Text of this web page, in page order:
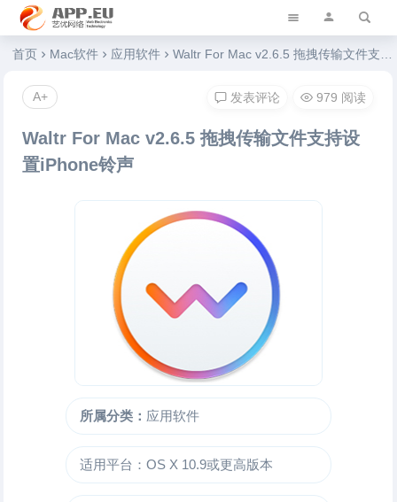
艺优软件乐园
首页 Mac软件 应用软件 Waltr For Mac v2.6.5 拖拽传输文件支持设置iPhone铃声
Waltr For Mac v2.6.5 拖拽传输文件支持设
置iPhone铃声
所属分类： 应用软件
适用平台：OS X 10.9或更高版本
发表评论 979 阅读
A+